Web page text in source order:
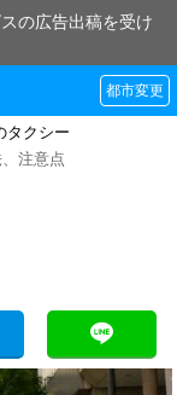
の広告出稿を受け
都市変更
タクシー
注意点